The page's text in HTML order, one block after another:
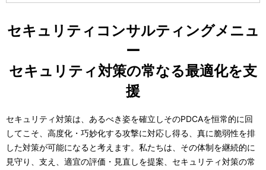
セキュリティコンサルティングメニュ
ー
セキュリティ対策の常なる最適化を支
援
セキュリティ対策は、あるべき姿を確立しそのPDCAを恒常的に回
してこそ、高度化・巧妙化する攻撃に対応し得る、真に脆弱性を排
した対策が可能になると考えます。私たちは、その体制を継続的に
見守り、支え、適宜の評価・見直しを提案、セキュリティ対策の常